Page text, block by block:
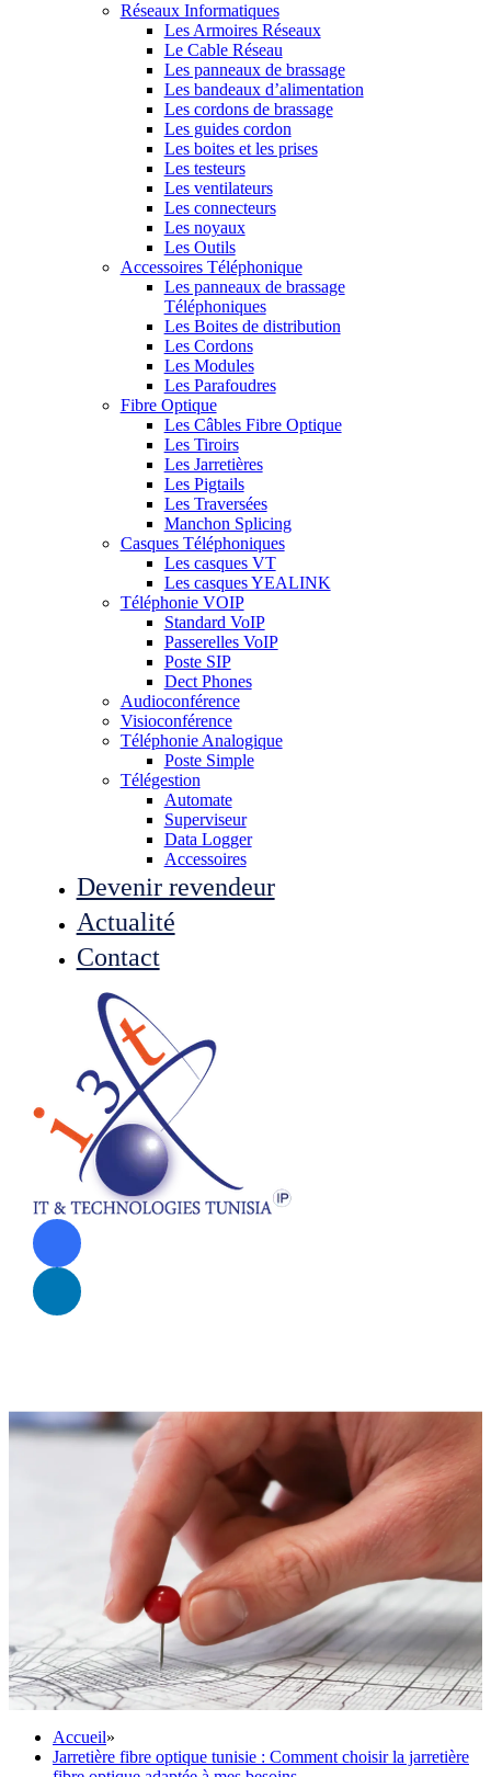
Réseaux Informatiques
Les Armoires Réseaux
Le Cable Réseau
Les panneaux de brassage
Les bandeaux d’alimentation
Les cordons de brassage
Les guides cordon
Les boites et les prises
Les testeurs
Les ventilateurs
Les connecteurs
Les noyaux
Les Outils
Accessoires Téléphonique
Les panneaux de brassage
Téléphoniques
Les Boites de distribution
Les Cordons
Les Modules
Les Parafoudres
Fibre Optique
Les Câbles Fibre Optique
Les Tiroirs
Les Jarretières
Les Pigtails
Les Traversées
Manchon Splicing
Casques Téléphoniques
Les casques VT
Les casques YEALINK
Téléphonie VOIP
Standard VoIP
Passerelles VoIP
Poste SIP
Dect Phones
Audioconférence
Visioconférence
Téléphonie Analogique
Poste Simple
Télégestion
Automate
Superviseur
Data Logger
Accessoires
Devenir revendeur
Actualité
Contact
Accueil»
Jarretière fibre optique tunisie : Comment choisir la jarretière